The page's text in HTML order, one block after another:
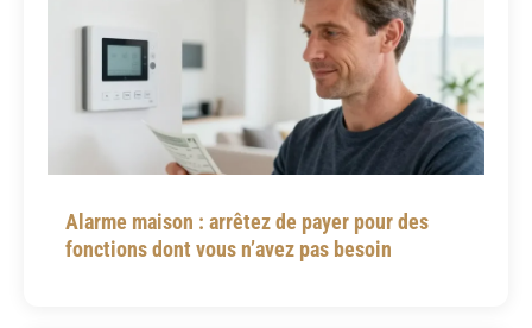
Alarme maison : arrêtez de payer pour des
fonctions dont vous n’avez pas besoin